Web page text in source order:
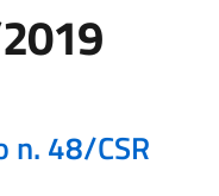
n. 48/CSR